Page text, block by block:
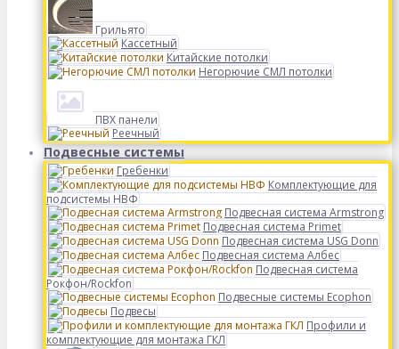
Грильято
Кассетный
Китайские потолки
Негорючие СМЛ потолки
ПВХ панели
Реечный
Подвесные системы
Гребенки
Комплектующие для
подсистемы НВФ
Подвесная система Armstrong
Подвесная система Primet
Подвесная система USG Donn
Подвесная система Албес
Подвесная система
Рокфон/Rockfon
Подвесные системы Ecophon
Подвесы
Профили и
комплектующие для монтажа ГКЛ